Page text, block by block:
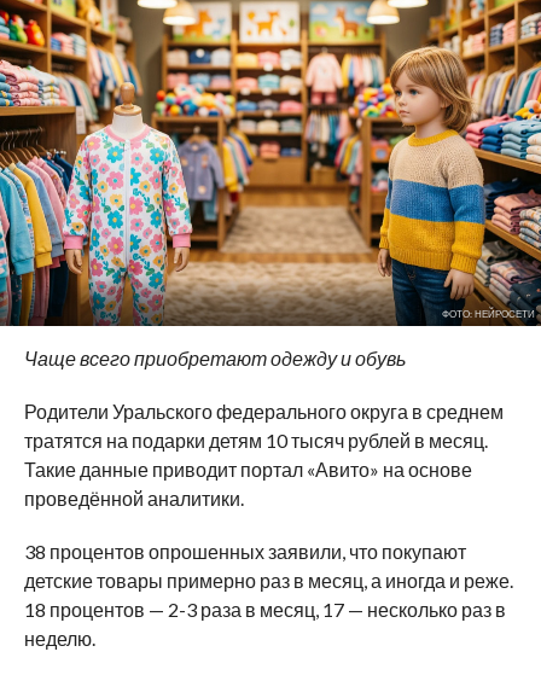
ФОТО: НЕЙРОСЕТИ
Чаще всего приобретают одежду и обувь
Родители Уральского федерального округа в среднем
тратятся на подарки детям 10 тысяч рублей в месяц.
Такие данные приводит портал «Авито» на основе
проведённой аналитики.
38 процентов опрошенных заявили, что покупают
детские товары примерно раз в месяц, а иногда и реже.
18 процентов — 2-3 раза в месяц, 17 — несколько раз в
неделю.